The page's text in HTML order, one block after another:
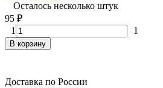
Осталось несколько штук
95 ₽
1
1
В корзину
Доставка по России